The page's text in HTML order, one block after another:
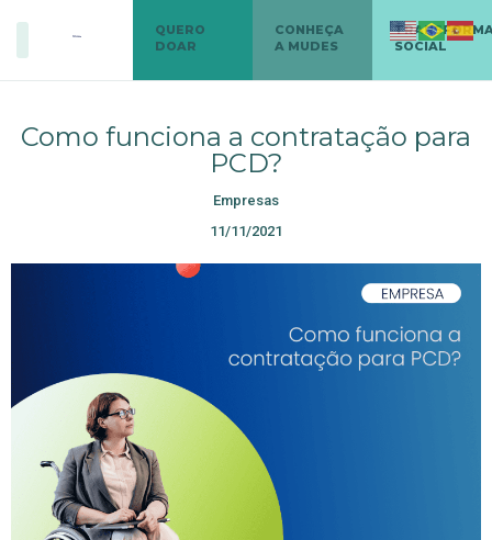
QUERO
DOAR
CONHEÇA
A MUDES
SOCIAL
Como funciona a contratação para
PCD?
Empresas
11/11/2021